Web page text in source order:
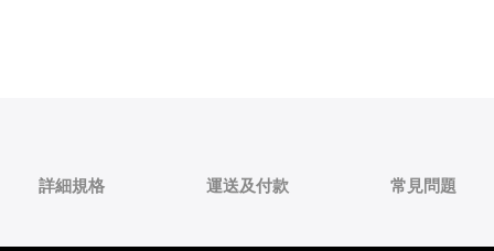
詳細規格 運送及付款 常見問題